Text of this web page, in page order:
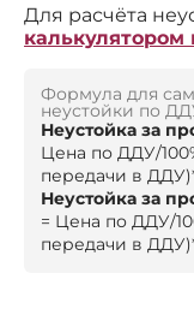
Для расчёта
Формула для
неустойки по
Неустойка за
Цена по ДДУ/
передачи в
Неустойка за
= Цена по ДДУ/
передачи в